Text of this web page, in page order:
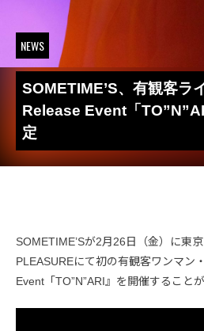
NEWS
SOMETIME’S、有観客ラ
Release Event「
定
SOMETIME’Sが2月26日（金）に東
PLEASUREにて初の有観客ワンマン
Event「TO”N”ARI』を開催すること